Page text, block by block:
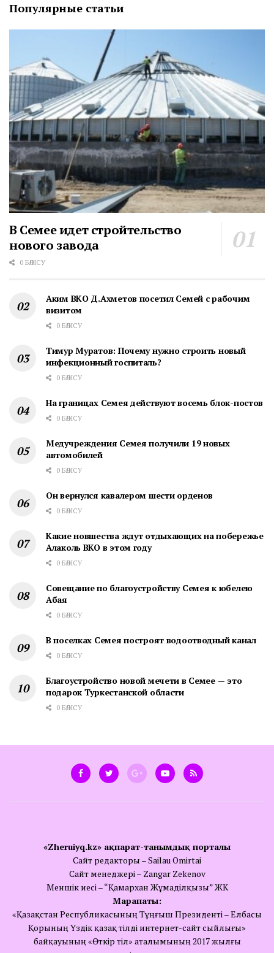
Популярные статьи
В Семее идет стройтельство
нового завода
0 БӨЛІСУ
Аким ВКO Д.Ахметов посетил Семей с рабочим
визитом
0 БӨЛІСУ
Тимур Муратов: Почему нужно строить новый
инфекционный госпиталь?
0 БӨЛІСУ
На границах Семея действуют восемь блок-постов
0 БӨЛІСУ
Медучреждения Семея получили 19 новых
автомобилей
0 БӨЛІСУ
Он вернулся кавалером шести орденов
0 БӨЛІСУ
Какие новшества ждут отдыхающих на побережье
Алаколь ВКО в этом году
0 БӨЛІСУ
Cовещание по благоустройству Семея к юбелею
Абая
0 БӨЛІСУ
В поселках Семея построят водоотводный канал
0 БӨЛІСУ
Благоустройство новой мечети в Семее — это
подарок Туркестанской области
0 БӨЛІСУ
«Zheruiyq.kz» ақпарат-танымдық порталы
Сайт редакторы – Sailau Omirtai
Сайт менеджері – Zangar Zekenov
Меншік иесі – “Қамархан Жұмаділқызы” ЖК
Марапаты:
«Қазақстан Республикасының Тұңғыш Президенті – Елбасы
Қорының Үздік қазақ тілді интернет-сайт сыйлығы»
байқауының «Өткір тіл» аталымының 2017 жылғы